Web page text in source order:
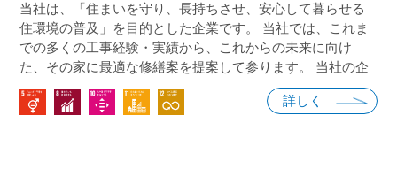
当社は、「住まいを守り、長持ちさせ、安心して暮らせる
住環境の普及」を目的とした企業です。 当社では、これま
での多くの工事経験・実績から、これからの未来に向け
た、その家に最適な修繕案を提案して参ります。 当社の企
業目的を基にSDGsの目標を企業活動に取り入れ、具体化し
た取組みを進めていくことで、誰一人取り残さない持続可
詳しく